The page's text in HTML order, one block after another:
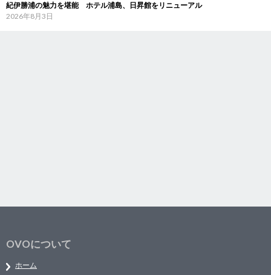
紀伊勝浦の魅力を堪能 ホテル浦島、日昇館をリニューアル
2026年8月3日
OVOについて
ホーム